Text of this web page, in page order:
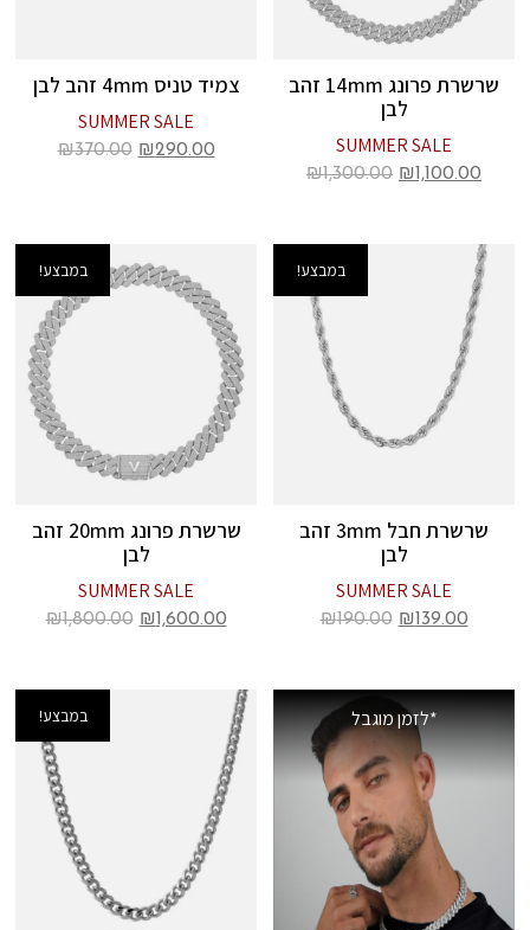
שרשרת פרונג 14mm זהב
לבן
SUMMER SALE
₪ 1,100.00
₪1,300.00
צמיד טניס 4mm זהב לבן
SUMMER SALE
₪290.00
₪370.00
במבצע!
שרשרת חבל 3mm זהב
לבן
SUMMER SALE
₪ 139.00
₪190.00
במבצע!
שרשרת פרונג 20mm זהב
לבן
SUMMER SALE
₪ 1,600.00
₪1,800.00
*לזמן מוגבל במבצע!